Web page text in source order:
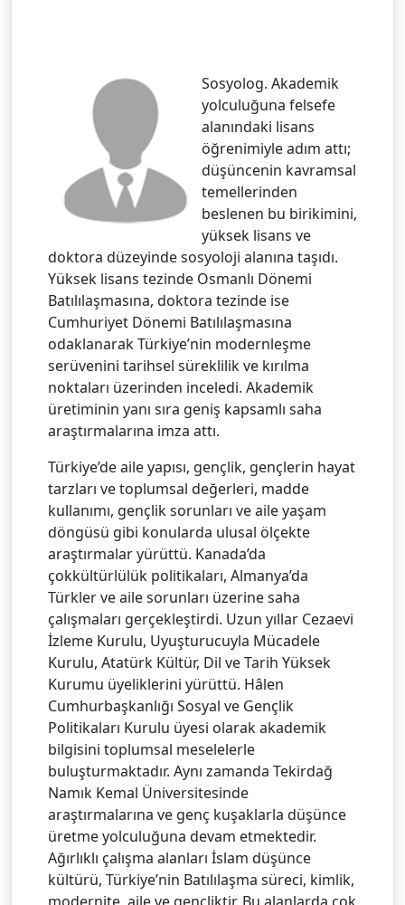
Sosyolog. Akademik
yolculuğuna felsefe
alanındaki lisans
öğrenimiyle adım attı;
düşüncenin kavramsal
temellerinden
beslenen bu birikimini,
yüksek lisans ve
doktora düzeyinde sosyoloji alanına taşıdı.
Yüksek lisans tezinde Osmanlı Dönemi
Batılılaşmasına, doktora tezinde ise
Cumhuriyet Dönemi Batılılaşmasına
odaklanarak Türkiye’nin modernleşme
serüvenini tarihsel süreklilik ve kırılma
noktaları üzerinden inceledi. Akademik
üretiminin yanı sıra geniş kapsamlı saha
araştırmalarına imza attı.
Türkiye’de aile yapısı, gençlik, gençlerin hayat
tarzları ve toplumsal değerleri, madde
kullanımı, gençlik sorunları ve aile yaşam
döngüsü gibi konularda ulusal ölçekte
araştırmalar yürüttü. Kanada’da
çokkültürlülük politikaları, Almanya’da
Türkler ve aile sorunları üzerine saha
çalışmaları gerçekleştirdi. Uzun yıllar Cezaevi
İzleme Kurulu, Uyuşturucuyla Mücadele
Kurulu, Atatürk Kültür, Dil ve Tarih Yüksek
Kurumu üyeliklerini yürüttü. Hâlen
Cumhurbaşkanlığı Sosyal ve Gençlik
Politikaları Kurulu üyesi olarak akademik
bilgisini toplumsal meselelerle
buluşturmaktadır. Aynı zamanda Tekirdağ
Namık Kemal Üniversitesinde
araştırmalarına ve genç kuşaklarla düşünce
üretme yolculuğuna devam etmektedir.
Ağırlıklı çalışma alanları İslam düşünce
kültürü, Türkiye’nin Batılılaşma süreci, kimlik,